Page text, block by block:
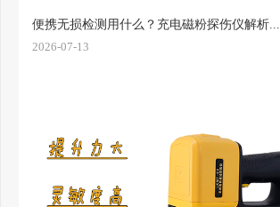
便携无损检测用什么？充电磁粉探伤仪解析...
2026-07-13